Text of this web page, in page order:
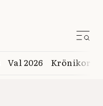
Val 2026 Krönikor